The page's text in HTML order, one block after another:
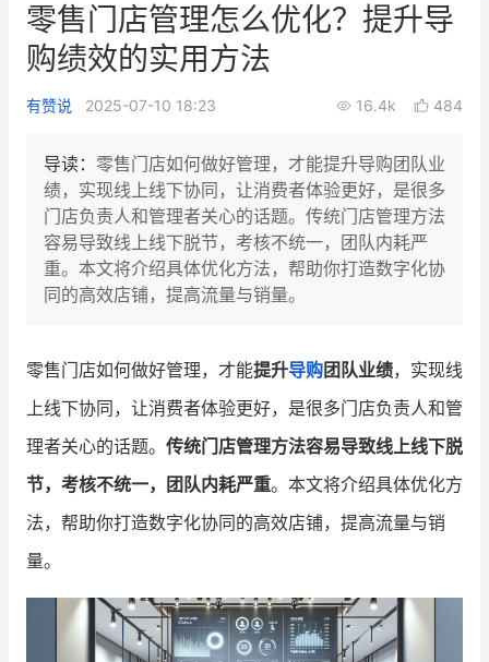
新零售大会 新零售茶会
增长产品指南
智库 产品场景库
产品更新动态 帮助中心
新零售资讯
培训课程
增长俱乐部
增长俱乐部 有赞商盟
零售门店管理怎么优化？提升导
购绩效的实用方法
有赞说 2025-07-10 18:23 16.4k 484
导读： 零售门店如何做好管理，才能提升导购团队业
绩，实现线上线下协同，让消费者体验更好，是很多
门店负责人和管理者关心的话题。传统门店管理方法
容易导致线上线下脱节，考核不统一，团队内耗严
重。本文将介绍具体优化方法，帮助你打造数字化协
同的高效店铺，提高流量与销量。
零售门店如何做好管理，才能提升导购团队业绩，实现线
上线下协同，让消费者体验更好，是很多门店负责人和管
理者关心的话题。 传统门店管理方法容易导致线上线下脱
节，考核不统一，团队内耗严重。本文将介绍具体优化方
法，帮助你打造数字化协同的高效店铺，提高流量与销
量。